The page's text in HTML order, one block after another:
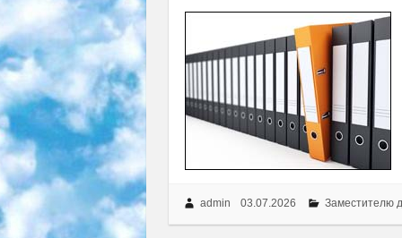
admin 03.07.2026 Заместителю